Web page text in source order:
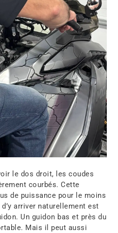
le dos droit, les coudes
courbés. Cette
de puissance pour le moins
arriver naturellement est
Un guidon bas et près du
Mais il peut aussi